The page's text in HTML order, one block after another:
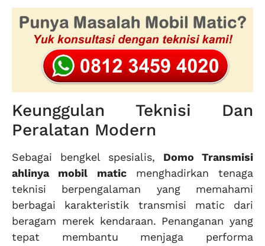
Keunggulan Teknisi Dan
Peralatan Modern
Sebagai bengkel spesialis, Domo Transmisi
ahlinya mobil maticmenghadirkan tenaga
teknisi berpengalaman yang memahami
berbagai karakteristik transmisi matic dari
beragam merek kendaraan. Penanganan yang
tepat membantu menjaga performa